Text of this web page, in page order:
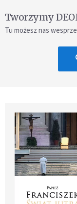
Tworzymy
Tu możesz nas